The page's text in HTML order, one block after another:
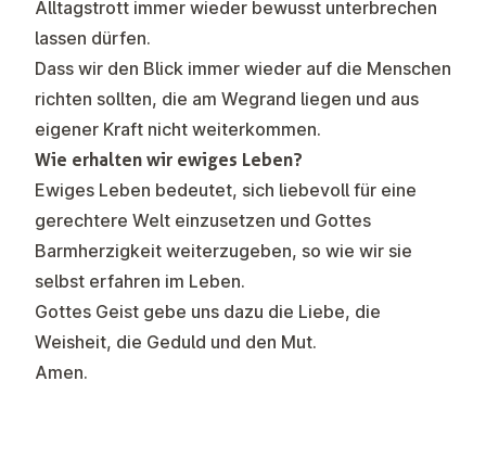
Alltagstrott immer wieder bewusst unterbrechen
lassen dürfen.
Dass wir den Blick immer wieder auf die Menschen
richten sollten, die am Wegrand liegen und aus
eigener Kraft nicht weiterkommen.
Wie erhalten wir ewiges Leben?
Ewiges Leben bedeutet, sich liebevoll für eine
gerechtere Welt einzusetzen und Gottes
Barmherzigkeit weiterzugeben, so wie wir sie
selbst erfahren im Leben.
Gottes Geist gebe uns dazu die Liebe, die
Weisheit, die Geduld und den Mut.
Amen.